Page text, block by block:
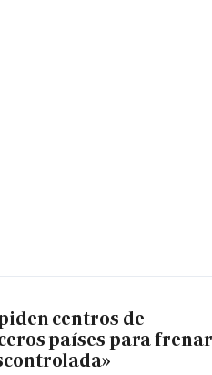
centros de
países para frenar